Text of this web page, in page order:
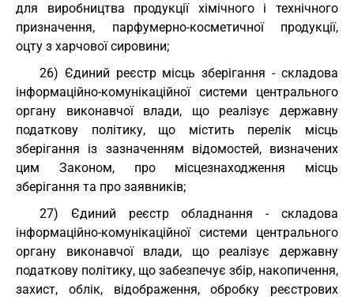
для виробництва продукції хімічного і технічного
призначення, парфумерно-косметичної продукції,
оцту з харчової сировини;
26) Єдиний реєстр місць зберігання - складова
інформаційно-комунікаційної системи центрального
органу виконавчої влади, що реалізує державну
податкову політику, що містить перелік місць
зберігання із зазначенням відомостей, визначених
цим Законом, про місцезнаходження місць
зберігання та про заявників;
27) Єдиний реєстр обладнання - складова
інформаційно-комунікаційної системи центрального
органу виконавчої влади, що реалізує державну
податкову політику, що забезпечує збір, накопичення,
захист, облік, відображення, обробку реєстрових